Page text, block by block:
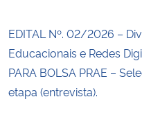
EDITAL Nº. 02/2026 –
Educacionais e Redes
PARA BOLSA PRAE –
etapa (entrevista).